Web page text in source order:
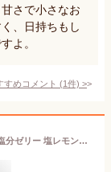
さで小さなお
、日持ちもし
よ。
すめコメント (1件) >
【15%OFF】 熱中症対策 ゼリー 塩分チャージ 塩分ゼリー 塩レモンゼリー 塩ゼリー シャーベット 熱中症 塩分補給 まとめ買い パウチ 個包装タイプ こんにゃくパーク(1袋18個入*12袋)